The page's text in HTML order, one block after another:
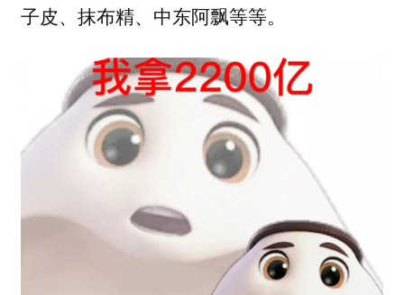
子皮、抹布精、中东阿飘等等。